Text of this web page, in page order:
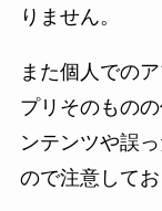
りません。
また個人での
プリそのもの
ンテンツや誤
ので注意してお